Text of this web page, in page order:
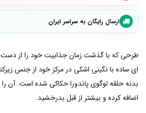
ارسال رایگان به سراسر ایران
طرحی که با گذشت زمان جذابیت خود را از دست
ای ساده با نگینی اشکی در مرکز خود از جنس
بدنه حلقه لوگوی پاندورا حکاکی شده است. آن را
اضافه کرده و بیشتر از قبل بدرخشید.